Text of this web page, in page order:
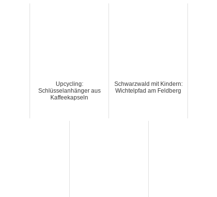
Upcycling:
Schlüsselanhänger aus
Kaffeekapseln
Schwarzwald mit Kindern:
Wichtelpfad am Feldberg